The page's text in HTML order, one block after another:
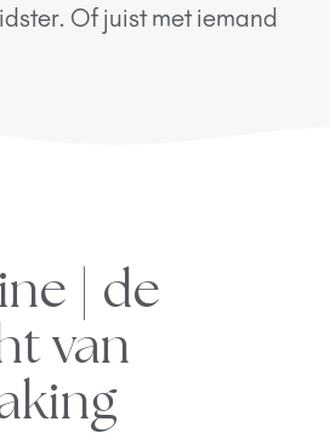
Of juist met iemand
| de
van